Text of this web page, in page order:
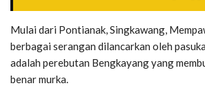
Mulai dari Pontianak, Singkawang,
berbagai serangan dilancarkan oleh
adalah perebutan Bengkayang yang
benar murka.